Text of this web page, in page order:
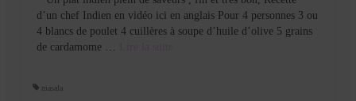
d’un chef Indien en vidéo ici en anglais Pour 4 personnes 3 ou
4 blancs de poulet 4 cuillères à soupe d’huile d’olive 5 grains
de cardamome …
masala